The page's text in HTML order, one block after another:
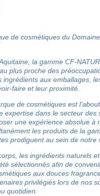
de cosmétiques du
la gamme CF-
plus proche des
ingrédients aux emballages,
faire et leur proximité.
de cosmétiques est
expertise dans le secteur des
une expérience absolue à
les produits de la
prodiguent au sein de notre
les ingrédients naturels
sélectionnés afin de
aux douces
privilégiés lors de nos
quotidien.